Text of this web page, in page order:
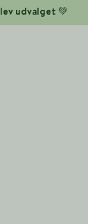
udvalget 💚